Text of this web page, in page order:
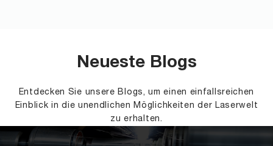
Neueste Blogs
Entdecken Sie unsere Blogs, um einen einfallsreichen
Einblick in die unendlichen Möglichkeiten der Laserwelt
zu erhalten.